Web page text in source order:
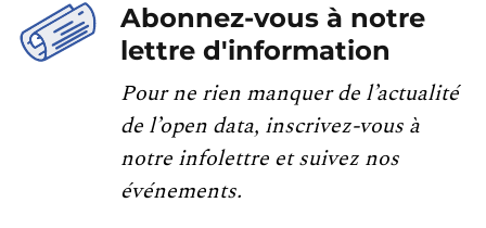
Abonnez-vous à notre
lettre d'information
Pour ne rien manquer de l’actualité
de l’open data, inscrivez-vous à
notre infolettre et suivez nos
événements.